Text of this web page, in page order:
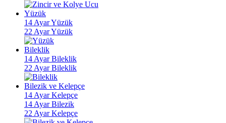
Yüzük
14 Ayar Yüzük
22 Ayar Yüzük
Bileklik
14 Ayar Bileklik
22 Ayar Bileklik
Bilezik ve Kelepçe
14 Ayar Kelepçe
14 Ayar Bilezik
22 Ayar Kelepçe